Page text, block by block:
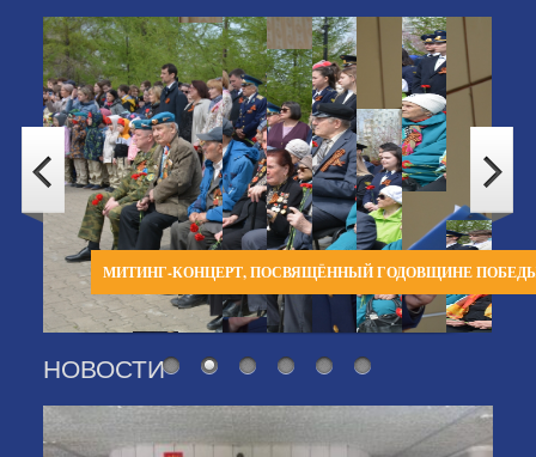
МИТИНГ-КОНЦЕРТ, ПОСВЯЩЁННЫЙ ГОДОВЩИНЕ
НОВОСТИ